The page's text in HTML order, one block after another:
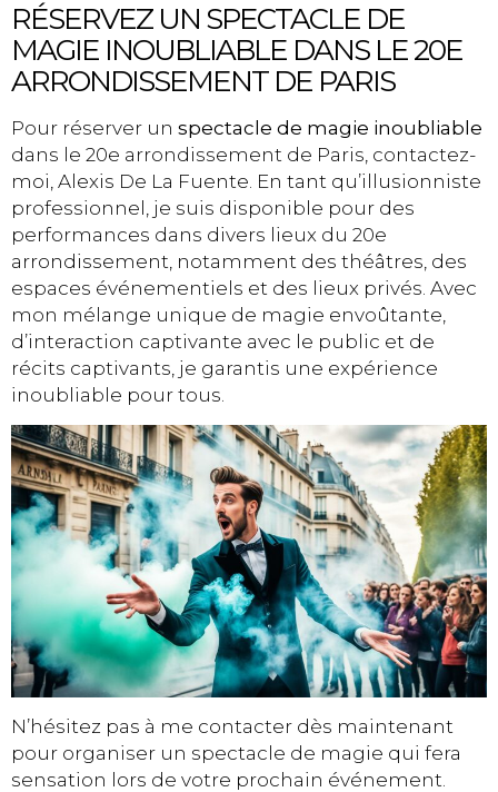
RÉSERVEZ UN SPECTACLE DE
MAGIE INOUBLIABLE DANS LE 20E
ARRONDISSEMENT DE PARIS
Pour réserver un spectacle de magie inoubliable
dans le 20e arrondissement de Paris, contactez-
moi, Alexis De La Fuente. En tant qu’illusionniste
professionnel, je suis disponible pour des
performances dans divers lieux du 20e
arrondissement, notamment des théâtres, des
espaces événementiels et des lieux privés. Avec
mon mélange unique de magie envoûtante,
d’interaction captivante avec le public et de
récits captivants, je garantis une expérience
inoubliable pour tous.
N’hésitez pas à me contacter dès maintenant
pour organiser un spectacle de magie qui fera
sensation lors de votre prochain événement.